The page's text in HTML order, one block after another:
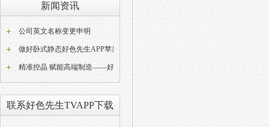
新闻资讯
公司英文名称变更申明
联系好色先生TVAPP下载